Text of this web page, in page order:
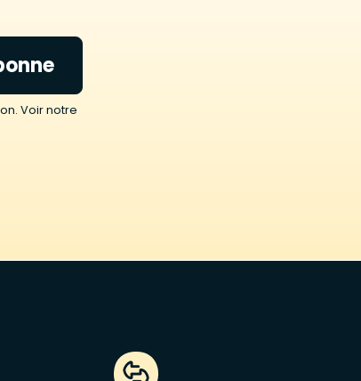
Voir notre